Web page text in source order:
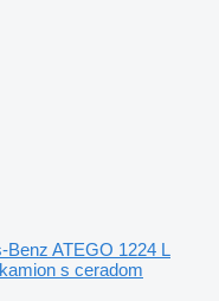
Benz ATEGO 1224 L
s ceradom